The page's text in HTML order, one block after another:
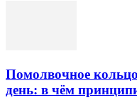
Помолвочное
день: в чём